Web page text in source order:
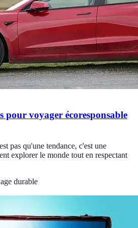
pour voyager écoresponsable
pas qu'une tendance, c'est une
explorer le monde tout en respectant
durable